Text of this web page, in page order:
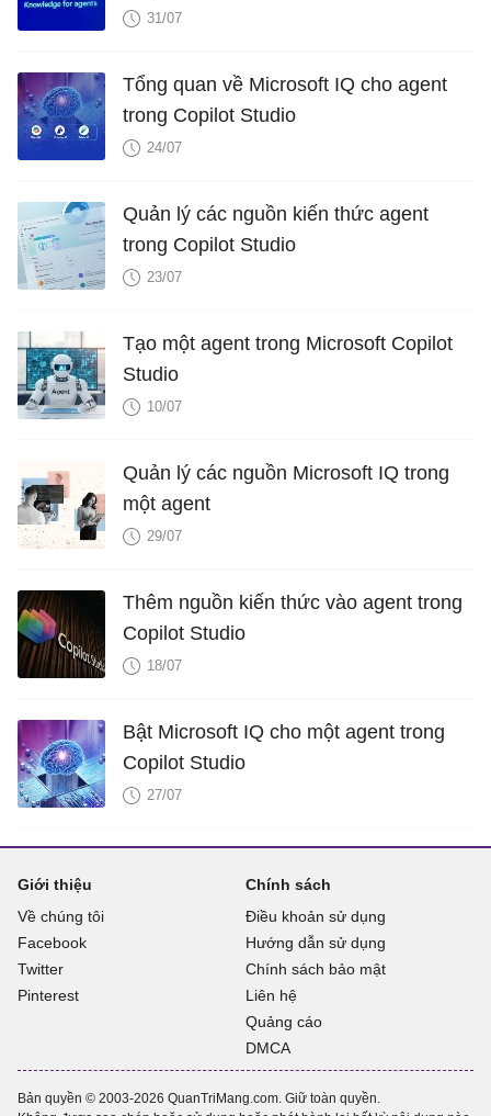
31/07
Tổng quan về Microsoft IQ cho agent
trong Copilot Studio
24/07
Quản lý các nguồn kiến ​​thức agent
trong Copilot Studio
23/07
Tạo một agent trong Microsoft Copilot
Studio
10/07
Quản lý các nguồn Microsoft IQ trong
một agent
29/07
Thêm nguồn kiến ​​thức vào agent trong
Copilot Studio
18/07
Bật Microsoft IQ cho một agent trong
Copilot Studio
27/07
Giới thiệu
Về chúng tôi
Facebook
Twitter
Pinterest
Chính sách
Điều khoản sử dụng
Hướng dẫn sử dụng
Chính sách bảo mật
Liên hệ
Quảng cáo
DMCA
Bản quyền © 2003-2026 QuanTriMang.com. Giữ toàn quyền.